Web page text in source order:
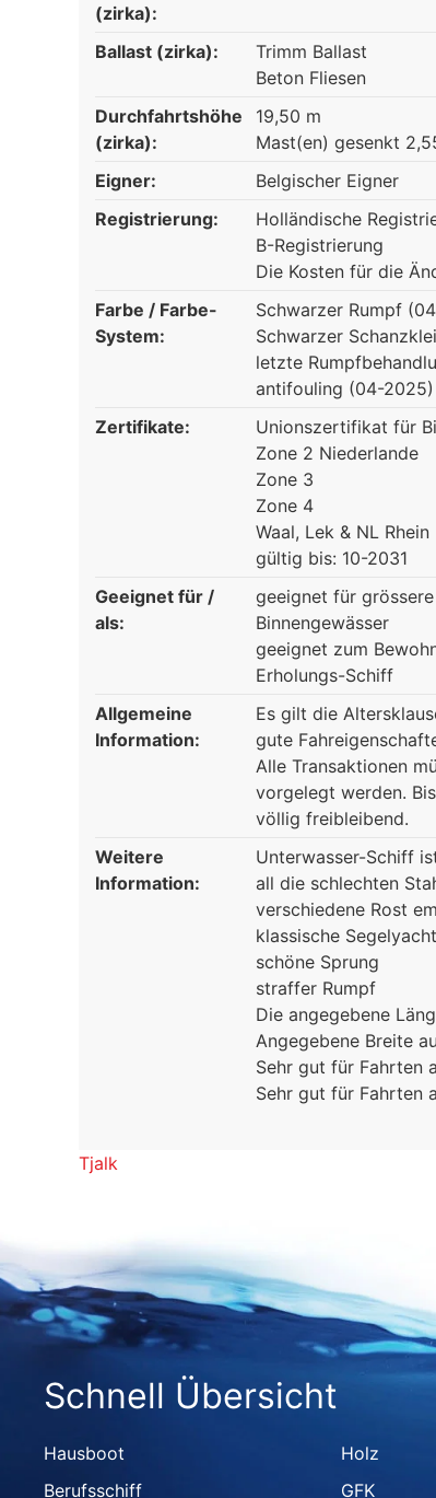
(zirka):
Ballast (zirka):
Trimm Ballast
Beton Fliesen
Durchfahrtshöhe
(zirka):
19,50 m
Mast(en) gesenkt
Eigner:
Belgischer Eigner
Registrierung:
Holländische
B-Registrierung
Die Kosten für die
Farbe / Farbe-
System:
Schwarzer Rumpf
Schwarzer
letzte
antifouling (04-2025)
Zertifikate:
Unionszertifikat für
Zone 2 Niederlande
Zone 3
Zone 4
Waal, Lek & NL Rhein
gültig bis: 10-2031
Geeignet für /
als:
geeignet für
Binnengewässer
geeignet zum
Erholungs-Schiff
Allgemeine
Information:
Es gilt die
gute
Alle Transaktionen
vorgelegt werden.
völlig freibleibend.
Weitere
Information:
Unterwasser-Schiff
all die schlechten
verschiedene Rost
klassische Segelyacht
schöne Sprung
straffer Rumpf
Die angegebene
Angegebene Breite
Sehr gut für Fahrten
Sehr gut für Fahrten
Tjalk
Schnell Übersicht
Hausboot
Berufsschiff
Holz
GFK